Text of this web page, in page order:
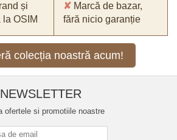
și
la OSIM
✘ Marcă de bazar,
fără nicio garanție
colecția noastră acum!
NEWSLETTER
ofertele si promotiile noastre